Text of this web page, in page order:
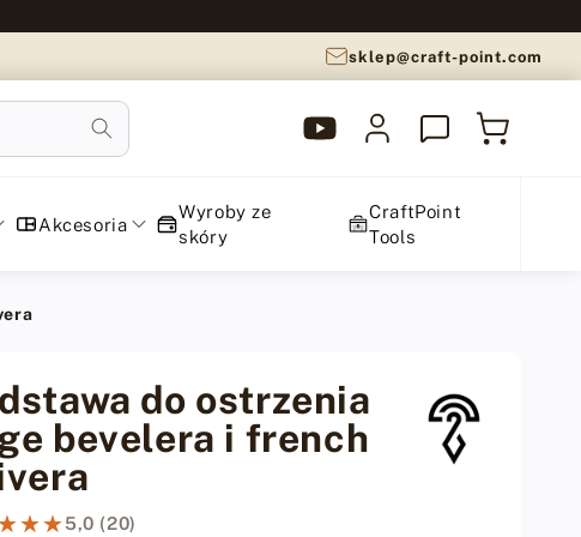
sklep@craft-point.com
YouTube
CraftPoint
Zaloguj
się
Koszyk
Akcesoria
Wyroby ze
skóry
CraftPoint
Tools
do ostrzenia
bevelera i french
5,0 (20)